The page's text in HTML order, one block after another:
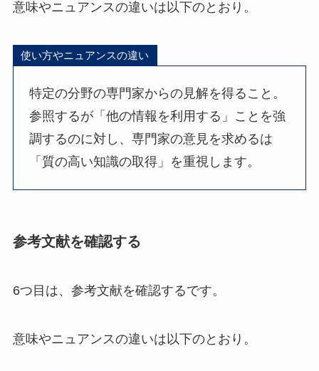
意味やニュアンスの違いは以下のとおり。
使い方やニュアンスの違い
特定の分野の専門家からの見解を得ること。
参照するが「他の情報を利用する」ことを強
調するのに対し、専門家の意見を求めるは
「質の高い知識の取得」を重視します。
参考文献を確認する
6つ目は、参考文献を確認するです。
意味やニュアンスの違いは以下のとおり。